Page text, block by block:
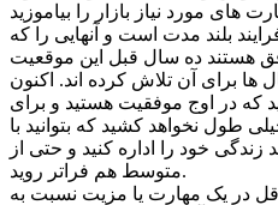
بلند مدت است و آنهایی را که
هستند ده سال قبل این موقعیت
ها برای آن تلاش کرده اند. اکنون
کنید که در اوج موفقیت هستید و برای
طول نخواهد کشید که بتوانید با
زندگی خود را اداره کنید و حتی از
متوسط هم فراتر روید.
در یک مهارت یا مزیت نسبت به